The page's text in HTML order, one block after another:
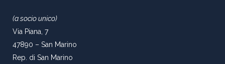
(a socio unico)
Via Piana, 7
47890 – San Marino
Rep. di San Marino